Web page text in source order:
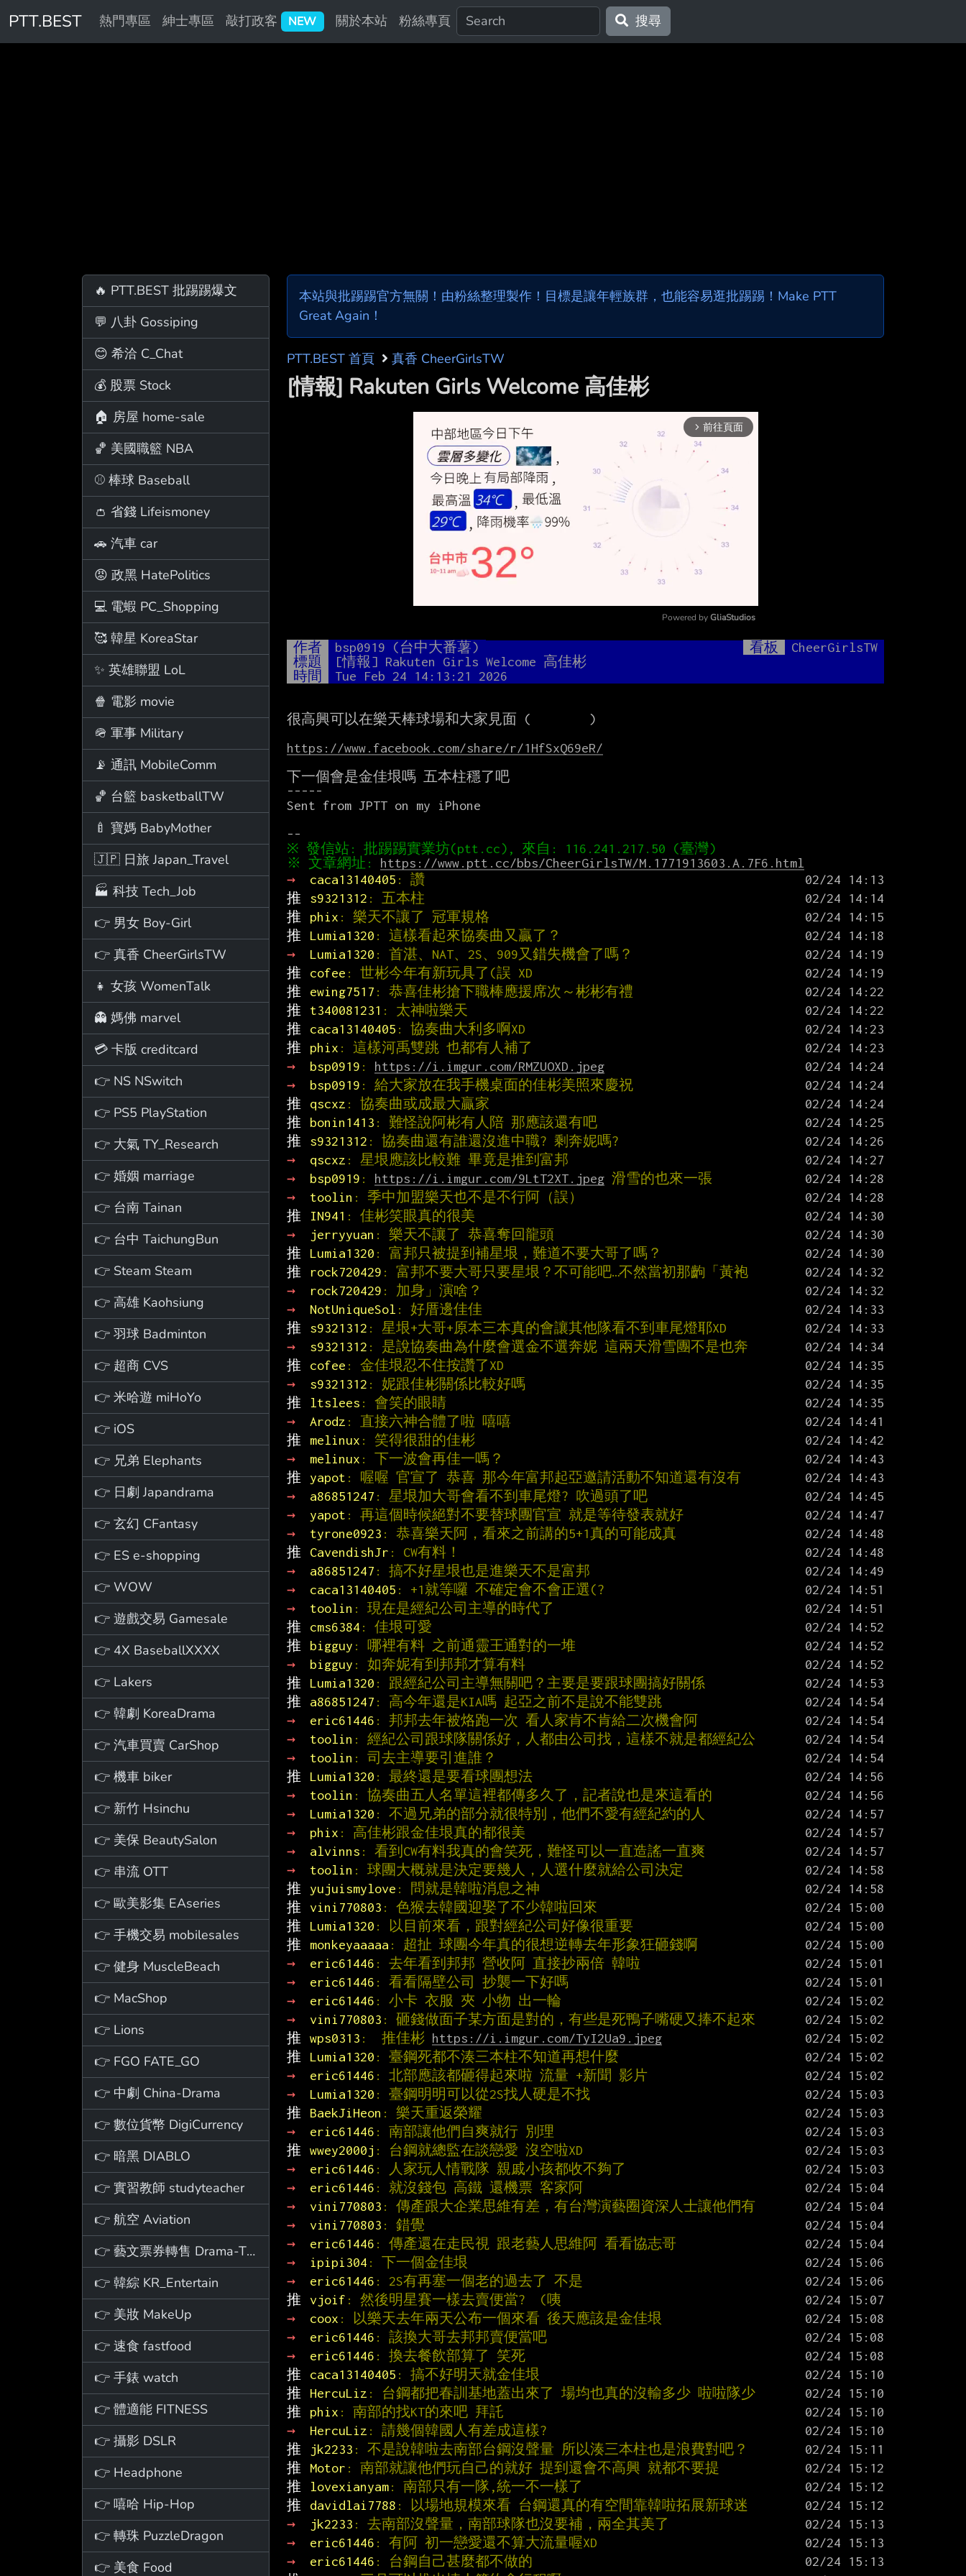
PTT.BEST 熱門專區 紳士專區 敲打政客 NEW 關於本站 粉絲專頁 搜尋
🔥 PTT.BEST 批踢踢爆文
💬 八卦 Gossiping
😊 希洽 C_Chat
💰 股票 Stock
🏠 房屋 home-sale
🏀 美國職籃 NBA
⚾ 棒球 Baseball
👛 省錢 Lifeismoney
🚗 汽車 car
😡 政黑 HatePolitics
💻 電蝦 PC_Shopping
🥰 韓星 KoreaStar
✨ 英雄聯盟 LoL
🍿 電影 movie
🪖 軍事 Military
📡 通訊 MobileComm
🏀 台籃 basketballTW
🍼 寶媽 BabyMother
🇯🇵 日旅 Japan_Travel
🏭 科技 Tech_Job
👉 男女 Boy-Girl
👉 真香 CheerGirlsTW
👧 女孩 WomenTalk
👻 媽佛 marvel
💳 卡版 creditcard
👉 NS NSwitch
👉 PS5 PlayStation
👉 大氣 TY_Research
👉 婚姻 marriage
👉 台南 Tainan
👉 台中 TaichungBun
👉 Steam Steam
👉 高雄 Kaohsiung
👉 羽球 Badminton
👉 超商 CVS
👉 米哈遊 miHoYo
👉 iOS
👉 兄弟 Elephants
👉 日劇 Japandrama
👉 玄幻 CFantasy
👉 ES e-shopping
👉 WOW
👉 遊戲交易 Gamesale
👉 4X BaseballXXXX
👉 Lakers
👉 韓劇 KoreaDrama
👉 汽車買賣 CarShop
👉 機車 biker
👉 新竹 Hsinchu
👉 美保 BeautySalon
👉 串流 OTT
👉 歐美影集 EAseries
👉 手機交易 mobilesales
👉 健身 MuscleBeach
👉 MacShop
👉 Lions
👉 FGO FATE_GO
👉 中劇 China-Drama
👉 數位貨幣 DigiCurrency
👉 暗黑 DIABLO
👉 實習教師 studyteacher
👉 航空 Aviation
👉 藝文票券轉售 Drama-Ticket
👉 韓綜 KR_Entertain
👉 美妝 MakeUp
👉 速食 fastfood
👉 手錶 watch
👉 體適能 FITNESS
👉 攝影 DSLR
👉 Headphone
👉 嘻哈 Hip-Hop
👉 轉珠 PuzzleDragon
👉 美食 Food
本站與批踢踢官方無關！由粉絲整理製作！目標是讓年輕族群，也能容易逛批踢踢！Make PTT
Great Again！
PTT.BEST 首頁 真香 CheerGirlsTW
[情報] Rakuten Girls Welcome 高佳彬
arrow_forward_ios 前往頁面
Powered by GliaStudios
作者 bsp0919 (台中大番薯) 看板
CheerGirlsTW
標題
[情報] Rakuten Girls Welcome 高佳彬
時間
Tue Feb 24 14:13:21 2026
很高興可以在樂天棒球場和大家見面 (        )
https://www.facebook.com/share/r/1HfSxQ69eR/
下一個會是金佳垠嗎 五本柱穩了吧
-----
Sent from JPTT on my iPhone
※ 文章網址: https://www.ptt.cc/bbs/CheerGirlsTW/M.1771913603.A.7F6.html
→
caca13140405 : 讚
推
s9321312 : 五本柱
推
phix : 樂天不讓了 冠軍規格
推
Lumia1320 : 這樣看起來協奏曲又贏了？
→
Lumia1320 : 首湛、NAT、2S、909又錯失機會了嗎？
推
cofee : 世彬今年有新玩具了(誤 XD
推
ewing7517 : 恭喜佳彬搶下職棒應援席次～彬彬有禮
推
t340081231 : 太神啦樂天
推
caca13140405 : 協奏曲大利多啊XD
推
phix : 這樣河禹雙跳 也都有人補了
→
bsp0919 : https://i.imgur.com/RMZUOXD.jpeg
→
bsp0919 : 給大家放在我手機桌面的佳彬美照來慶祝
推
qscxz : 協奏曲或成最大贏家
推
bonin1413 : 難怪說阿彬有人陪 那應該還有吧
推
s9321312 : 協奏曲還有誰還沒進中職? 剩奔妮嗎?
→
qscxz : 星垠應該比較難 畢竟是推到富邦
→
bsp0919 : https://i.imgur.com/9LtT2XT.jpeg 滑雪的也來一張
→
toolin : 季中加盟樂天也不是不行阿（誤）
推
IN941 : 佳彬笑眼真的很美
→
jerryyuan : 樂天不讓了 恭喜奪回龍頭
推
Lumia1320 : 富邦只被提到補星垠，難道不要大哥了嗎？
推
rock720429 : 富邦不要大哥只要星垠？不可能吧…不然當初那齣「黃袍
→
rock720429 : 加身」演啥？
→
NotUniqueSol : 好厝邊佳佳
推
s9321312 : 星垠+大哥+原本三本真的會讓其他隊看不到車尾燈耶XD
→
s9321312 : 是說協奏曲為什麼會選金不選奔妮 這兩天滑雪團不是也奔
推
cofee : 金佳垠忍不住按讚了XD
→
s9321312 : 妮跟佳彬關係比較好嗎
推
ltslees : 會笑的眼睛
→
Arodz : 直接六神合體了啦 嘻嘻
推
melinux : 笑得很甜的佳彬
→
melinux : 下一波會再佳一嗎？
推
yapot : 喔喔 官宣了 恭喜 那今年富邦起亞邀請活動不知道還有沒有
→
a86851247 : 星垠加大哥會看不到車尾燈? 吹過頭了吧
→
yapot : 再這個時候絕對不要替球團官宣 就是等待發表就好
→
tyrone0923 : 恭喜樂天阿，看來之前講的5+1真的可能成真
推
CavendishJr : CW有料！
→
a86851247 : 搞不好星垠也是進樂天不是富邦
→
caca13140405 : +1就等囉 不確定會不會正選(?
→
toolin : 現在是經紀公司主導的時代了
推
cms6384 : 佳垠可愛
推
bigguy : 哪裡有料 之前通靈王通對的一堆
→
bigguy : 如奔妮有到邦邦才算有料
推
Lumia1320 : 跟經紀公司主導無關吧？主要是要跟球團搞好關係
推
a86851247 : 高今年還是KIA嗎 起亞之前不是說不能雙跳
→
eric61446 : 邦邦去年被烙跑一次 看人家肯不肯給二次機會阿
→
toolin : 經紀公司跟球隊關係好，人都由公司找，這樣不就是都經紀公
→
toolin : 司去主導要引進誰？
推
Lumia1320 : 最終還是要看球團想法
→
toolin : 協奏曲五人名單這裡都傳多久了，記者說也是來這看的
→
Lumia1320 : 不過兄弟的部分就很特別，他們不愛有經紀約的人
→
phix : 高佳彬跟金佳垠真的都很美
→
alvinns : 看到CW有料我真的會笑死，難怪可以一直造謠一直爽
→
toolin : 球團大概就是決定要幾人，人選什麼就給公司決定
推
yujuismylove : 問就是韓啦消息之神
推
vini770803 : 色猴去韓國迎娶了不少韓啦回來
推
Lumia1320 : 以目前來看，跟對經紀公司好像很重要
推
monkeyaaaaa : 超扯 球團今年真的很想逆轉去年形象狂砸錢啊
→
eric61446 : 去年看到邦邦 營收阿 直接抄兩倍 韓啦
→
eric61446 : 看看隔壁公司 抄襲一下好嗎
→
eric61446 : 小卡 衣服 夾 小物 出一輪
→
vini770803 : 砸錢做面子某方面是對的，有些是死鴨子嘴硬又捧不起來
推 wps0313 :  推佳彬 https://i.imgur.com/TyI2Ua9.jpeg
推
Lumia1320 : 臺鋼死都不湊三本柱不知道再想什麼
→
eric61446 : 北部應該都砸得起來啦 流量 +新聞 影片
→
Lumia1320 : 臺鋼明明可以從2S找人硬是不找
推
BaekJiHeon : 樂天重返榮耀
→
eric61446 : 南部讓他們自爽就行 別理
推 wwey2000j : 台鋼就總監在談戀愛 沒空啦XD
→
eric61446 : 人家玩人情戰隊 親戚小孩都收不夠了
→
eric61446 : 就沒錢包 高鐵 還機票 客家阿
→
vini770803 : 傳產跟大企業思維有差，有台灣演藝圈資深人士讓他們有
→
vini770803 : 錯覺
→
eric61446 : 傳產還在走民視 跟老藝人思維阿 看看協志哥
→
ipipi304 : 下一個金佳垠
→
eric61446 : 2S有再塞一個老的過去了 不是
推
vjoif : 然後明星賽一樣去賣便當?  (咦
→
coox : 以樂天去年兩天公布一個來看 後天應該是金佳垠
→
eric61446 : 該換大哥去邦邦賣便當吧
→
eric61446 : 換去餐飲部算了 笑死
推
caca13140405 : 搞不好明天就金佳垠
推
HercuLiz : 台鋼都把春訓基地蓋出來了 場均也真的沒輸多少 啦啦隊少
推
phix : 南部的找KT的來吧 拜託
→
HercuLiz : 請幾個韓國人有差成這樣?
推
jk2233 : 不是說韓啦去南部台鋼沒聲量 所以湊三本柱也是浪費對吧？
推
Motor : 南部就讓他們玩自己的就好 提到還會不高興 就都不要提
推
lovexianyam: 南部只有一隊,統一不一樣了
推
davidlai7788 : 以場地規模來看 台鋼還真的有空間靠韓啦拓展新球迷
→
jk2233 : 去南部沒聲量，南部球隊也沒要補，兩全其美了
→
eric61446 : 有阿 初一戀愛還不算大流量喔XD
→
eric61446 : 台鋼自己甚麼都不做的